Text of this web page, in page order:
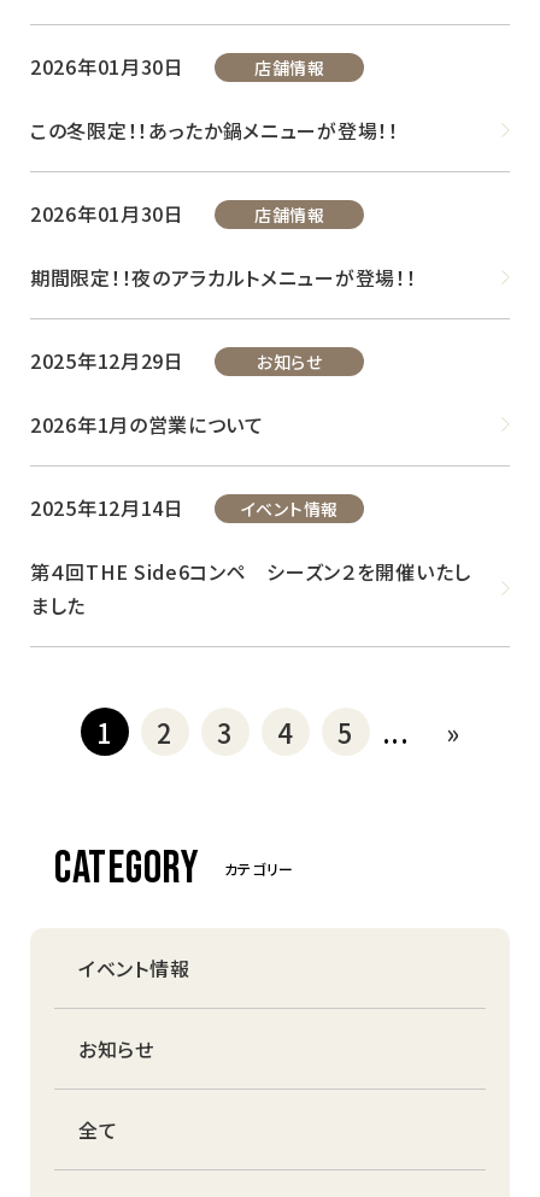
2026年01月30日 店舗情報
この冬限定！！あったか鍋メニューが登場！！
2026年01月30日 店舗情報
期間限定！！夜のアラカルトメニューが登場！！
2025年12月29日 お知らせ
2026年1月の営業について
2025年12月14日 イベント情報
第４回THE Side6コンペ シーズン２を開催いたし
ました
1 2 3 4 5 ... »
CATEGORY カテゴリー
イベント情報
お知らせ
全て